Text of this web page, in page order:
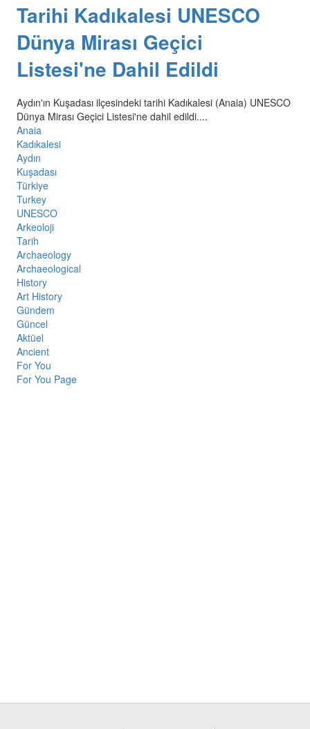
Tarihi Kadıkalesi UNESCO
Dünya Mirası Geçici
Listesi'ne Dahil Edildi
Aydın'ın Kuşadası ilçesindeki tarihi Kadıkalesi (Anaia) UNESCO
Dünya Mirası Geçici Listesi'ne dahil edildi....
Anaia
Kadıkalesi
Aydın
Kuşadası
Türkiye
Turkey
UNESCO
Arkeoloji
Tarih
Archaeology
Archaeological
History
Art History
Gündem
Güncel
Aktüel
Ancient
For You
For You Page